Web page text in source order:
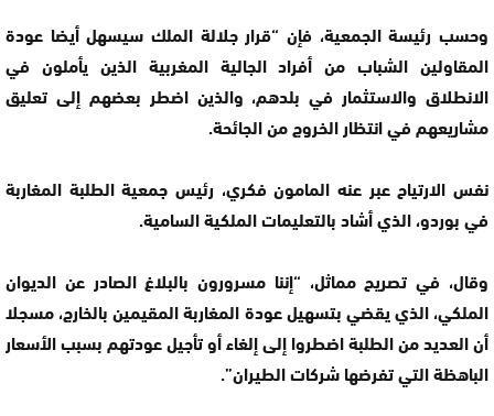
وحسب رئيسة الجمعية، فإن “قرار جلالة الملك سيسهل أيضا عودة
المقاولين الشباب من أفراد الجالية المغربية الذين يأملون في
الانطلاق والاستثمار في بلدهم، والذين اضطر بعضهم إلى تعليق
مشاريعهم في انتظار الخروج من الجائحة.
نفس الارتياح عبر عنه المامون فكري، رئيس جمعية الطلبة المغاربة
في بوردو، الذي أشاد بالتعليمات الملكية السامية.
وقال، في تصريح مماثل، “إننا مسرورون بالبلاغ الصادر عن الديوان
الملكي، الذي يقضي بتسهيل عودة المغاربة المقيمين بالخارج، مسجلا
أن العديد من الطلبة اضطروا إلى إلغاء أو تأجيل عودتهم بسبب الأسعار
الباهظة التي تفرضها شركات الطيران”.